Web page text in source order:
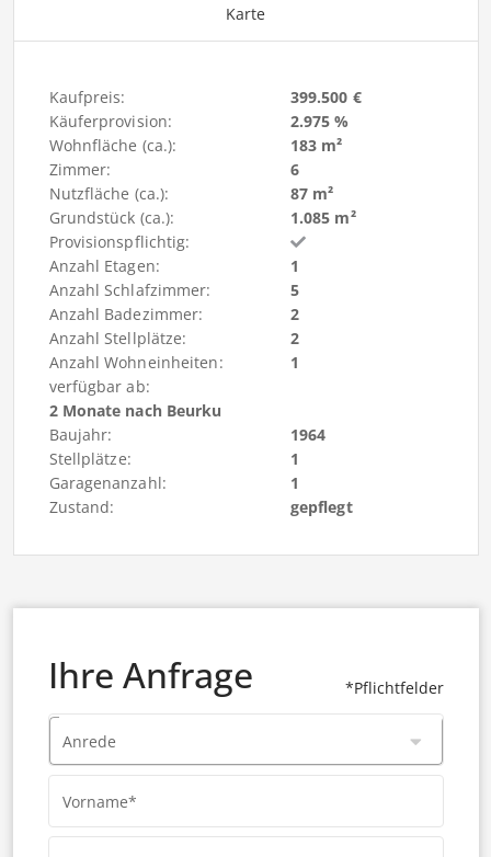
Karte
Kaufpreis:
399.500 €
Käuferprovision:
2.975 %
Wohnfläche (ca.):
183 m²
Zimmer:
6
Nutzfläche (ca.):
87 m²
Grundstück (ca.):
1.085 m²
Provisionspflichtig:
Anzahl Etagen:
1
Anzahl Schlafzimmer:
5
Anzahl Badezimmer:
2
Anzahl Stellplätze:
2
Anzahl Wohneinheiten:
1
verfügbar ab:
2 Monate nach Beurku
Baujahr:
1964
Stellplätze:
1
Garagenanzahl:
1
Zustand:
gepflegt
*Pflichtfelder
Ihre Anfrage
Anrede
Vorname*